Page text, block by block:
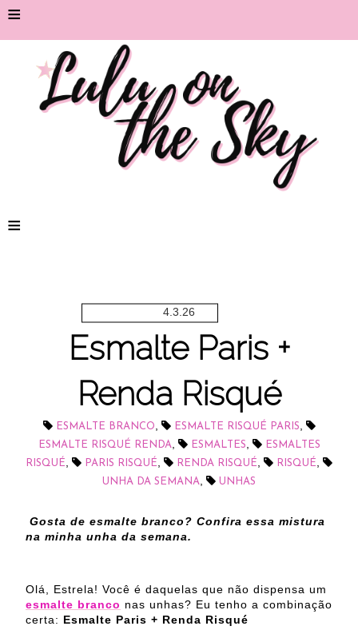
≡
≡
4.3.26
Esmalte Paris +
Renda Risqué
ESMALTE BRANCO, ESMALTE RISQUÉ PARIS,
ESMALTE RISQUÉ RENDA, ESMALTES,
ESMALTES
RISQUÉ, PARIS RISQUÉ, RENDA RISQUÉ, RISQUÉ,
UNHA DA SEMANA, UNHAS
Gosta de esmalte branco? Confira essa mistura
na minha unha da semana.
Olá, Estrela! Você é daquelas que não dispensa um
esmalte branco nas unhas? Eu tenho a combinação
certa: Esmalte Paris + Renda Risqué